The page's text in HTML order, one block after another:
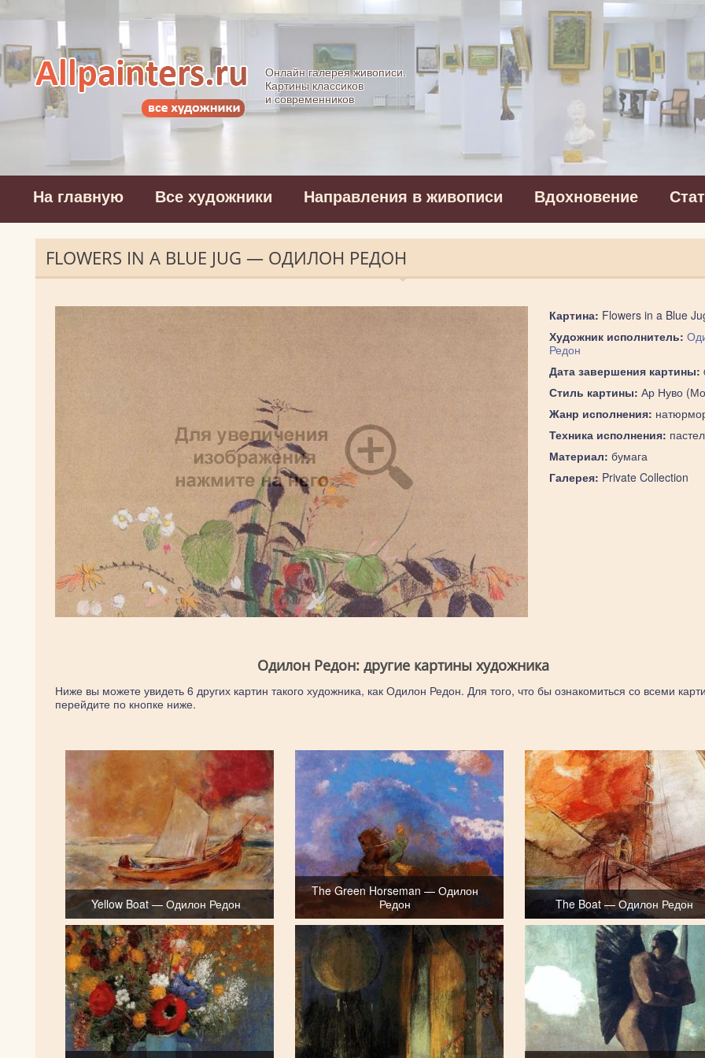
Allpainters.ru - картинная галерея
Онлайн галерея живописи.
Картины классиков
и современников
На главную Все художники Направления в живописи Вдохновение
FLOWERS IN A BLUE JUG — ОДИЛОН РЕДОН
Картина: Flowers in a Blue
Художник исполнитель:
Редон
Дата завершения картины:
Стиль картины: Ар Нуво
Жанр исполнения:
Техника исполнения:
Материал: бумага
Галерея: Private Collection
Одилон Редон: другие картины художника
Ниже вы можете увидеть 6 других картин такого художника, как Одилон Редон. Для того, что бы ознакомиться со всеми
перейдите по кнопке ниже.
Yellow Boat — Одилон Редон
The Green Horseman — Одилон
Редон
The Boat — Одилон Редон